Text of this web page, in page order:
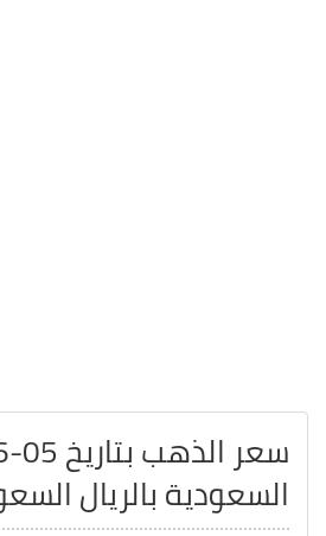
السعودية بالريال